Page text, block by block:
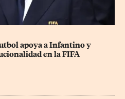
apoya a Infantino y
en la FIFA